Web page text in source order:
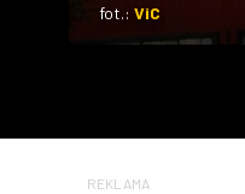
fot.:ViC
REKLAMA